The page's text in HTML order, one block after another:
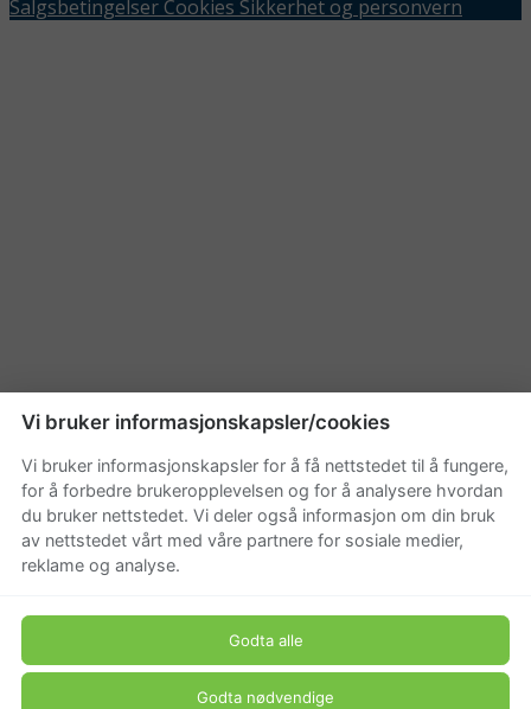
Salgsbetingelser Cookies Sikkerhet og personvern
Vi bruker informasjonskapsler/cookies
Vi bruker informasjonskapsler for å få nettstedet til å fungere,
for å forbedre brukeropplevelsen og for å analysere hvordan
du bruker nettstedet. Vi deler også informasjon om din bruk
av nettstedet vårt med våre partnere for sosiale medier,
reklame og analyse.
Godta alle
Godta nødvendige